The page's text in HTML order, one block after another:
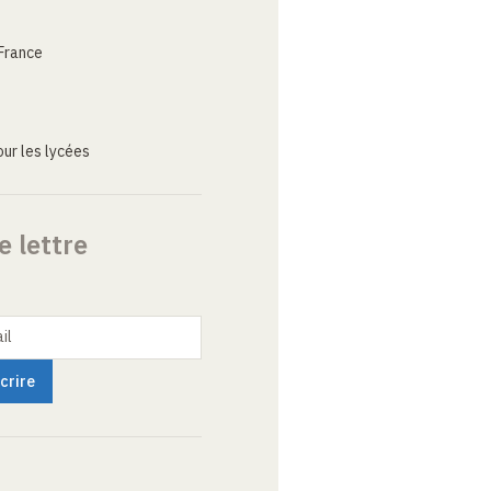
les lycées
lettre